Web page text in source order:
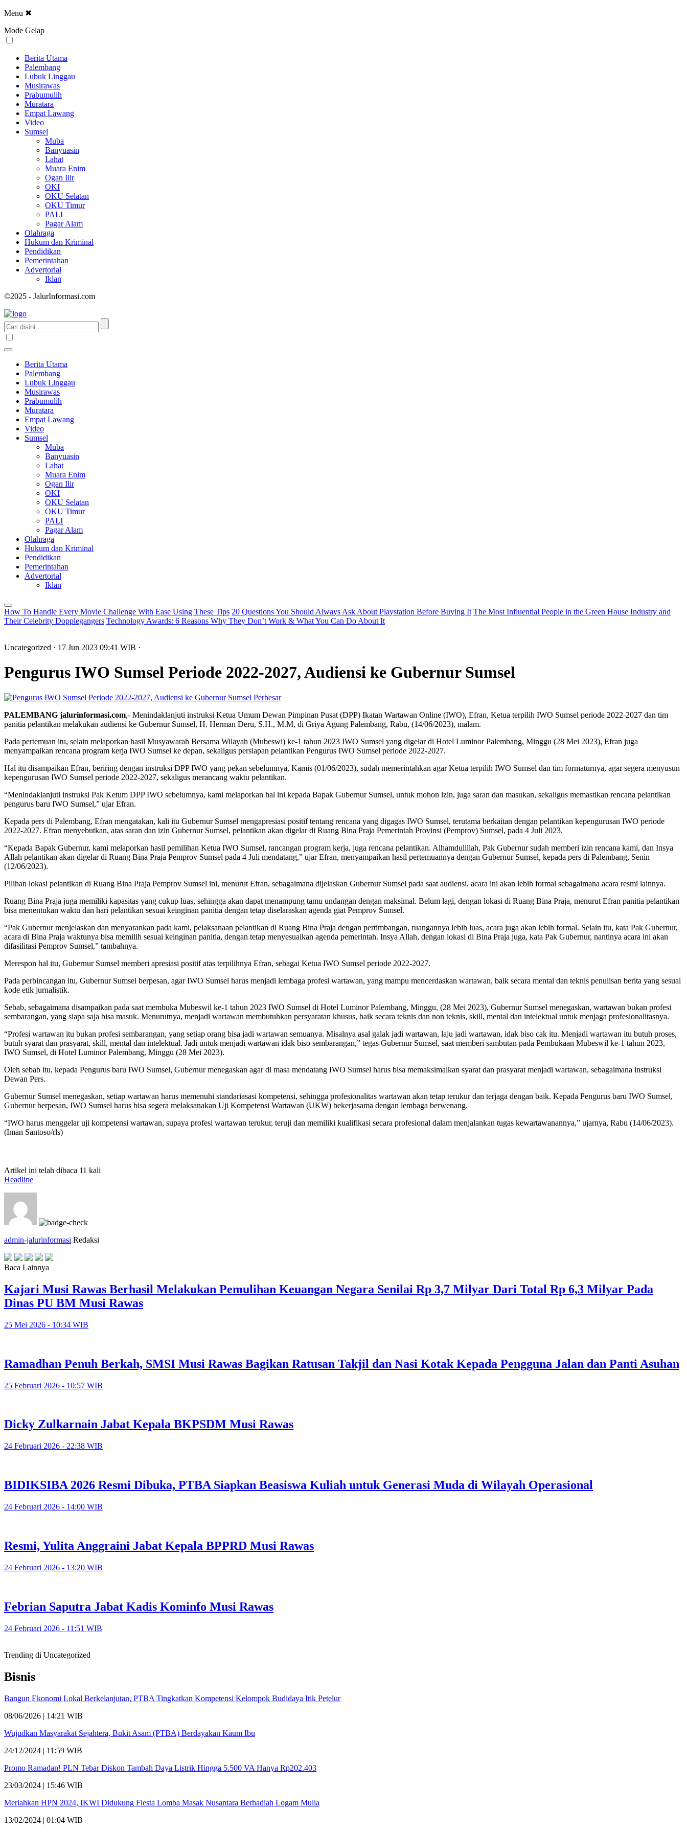
Menu ✖
Mode Gelap
Berita Utama
Palembang
Lubuk Linggau
Musirawas
Prabumulih
Muratara
Empat Lawang
Video
Sumsel
Muba
Banyuasin
Lahat
Muara Enim
Ogan Ilir
OKI
OKU Selatan
OKU Timur
PALI
Pagar Alam
Olahraga
Hukum dan Kriminal
Pendidikan
Pemerintahan
Advertorial
Iklan
©2025 - JalurInformasi.com
Berita Utama
Palembang
Lubuk Linggau
Musirawas
Prabumulih
Muratara
Empat Lawang
Video
Sumsel
Muba
Banyuasin
Lahat
Muara Enim
Ogan Ilir
OKI
OKU Selatan
OKU Timur
PALI
Pagar Alam
Olahraga
Hukum dan Kriminal
Pendidikan
Pemerintahan
Advertorial
Iklan
How To Handle Every Movie Challenge With Ease Using These Tips 20 Questions You Should Always Ask About Playstation Before Buying It The Most Influential People in the Green House Industry and
Their Celebrity Dopplegangers Technology Awards: 6 Reasons Why They Don’t Work & What You Can Do About It
Uncategorized · 17 Jun 2023 09:41 WIB ·
Pengurus IWO Sumsel Periode 2022-2027, Audiensi ke Gubernur Sumsel
Perbesar
PALEMBANG jalurinformasi.com,- Menindaklanjuti instruksi Ketua Umum Dewan Pimpinan Pusat (DPP) Ikatan Wartawan Online (IWO), Efran, Ketua terpilih IWO Sumsel periode 2022-2027 dan tim
panitia pelantikan melakukan audiensi ke Gubernur Sumsel, H. Herman Deru, S.H., M.M, di Griya Agung Palembang, Rabu, (14/06/2023), malam.
Pada pertemuan itu, selain melaporkan hasil Musyawarah Bersama Wilayah (Mubeswi) ke-1 tahun 2023 IWO Sumsel yang digelar di Hotel Luminor Palembang, Minggu (28 Mei 2023), Efran juga
menyampaikan rencana program kerja IWO Sumsel ke depan, sekaligus persiapan pelantikan Pengurus IWO Sumsel periode 2022-2027.
Hal itu disampaikan Efran, beriring dengan instruksi DPP IWO yang pekan sebelumnya, Kamis (01/06/2023), sudah memerintahkan agar Ketua terpilih IWO Sumsel dan tim formaturnya, agar segera menyusun
kepengurusan IWO Sumsel periode 2022-2027, sekaligus merancang waktu pelantikan.
“Menindaklanjuti instruksi Pak Ketum DPP IWO sebelumnya, kami melaporkan hal ini kepada Bapak Gubernur Sumsel, untuk mohon izin, juga saran dan masukan, sekaligus memastikan rencana pelantikan
pengurus baru IWO Sumsel,” ujar Efran.
Kepada pers di Palembang, Efran mengatakan, kali itu Gubernur Sumsel mengapresiasi positif tentang rencana yang digagas IWO Sumsel, terutama berkaitan dengan pelantikan kepengurusan IWO periode
2022-2027. Efran menyebutkan, atas saran dan izin Gubernur Sumsel, pelantikan akan digelar di Ruang Bina Praja Pemerintah Provinsi (Pemprov) Sumsel, pada 4 Juli 2023.
“Kepada Bapak Gubernur, kami melaporkan hasil pemilihan Ketua IWO Sumsel, rancangan program kerja, juga rencana pelantikan. Alhamdulillah, Pak Gubernur sudah memberi izin rencana kami, dan Insya
Allah pelantikan akan digelar di Ruang Bina Praja Pemprov Sumsel pada 4 Juli mendatang,” ujar Efran, menyampaikan hasil pertemuannya dengan Gubernur Sumsel, kepada pers di Palembang, Senin
(12/06/2023).
Pilihan lokasi pelantikan di Ruang Bina Praja Pemprov Sumsel ini, menurut Efran, sebagaimana dijelaskan Gubernur Sumsel pada saat audiensi, acara ini akan lebih formal sebagaimana acara resmi lainnya.
Ruang Bina Praja juga memiliki kapasitas yang cukup luas, sehingga akan dapat menampung tamu undangan dengan maksimal. Belum lagi, dengan lokasi di Ruang Bina Praja, menurut Efran panitia pelantikan
bisa menentukan waktu dan hari pelantikan sesuai keinginan panitia dengan tetap diselaraskan agenda giat Pemprov Sumsel.
“Pak Gubernur menjelaskan dan menyarankan pada kami, pelaksanaan pelantikan di Ruang Bina Praja dengan pertimbangan, ruangannya lebih luas, acara juga akan lebih formal. Selain itu, kata Pak Gubernur,
acara di Bina Praja waktunya bisa memilih sesuai keinginan panitia, dengan tetap menyesuaikan agenda pemerintah. Insya Allah, dengan lokasi di Bina Praja juga, kata Pak Gubernur, nantinya acara ini akan
difasilitasi Pemprov Sumsel,” tambahnya.
Merespon hal itu, Gubernur Sumsel memberi apresiasi positif atas terpilihnya Efran, sebagai Ketua IWO Sumsel periode 2022-2027.
Pada perbincangan itu, Gubernur Sumsel berpesan, agar IWO Sumsel harus menjadi lembaga profesi wartawan, yang mampu mencerdaskan wartawan, baik secara mental dan teknis penulisan berita yang sesuai
kode etik jurnalistik.
Sebab, sebagaimana disampaikan pada saat membuka Mubeswil ke-1 tahun 2023 IWO Sumsel di Hotel Luminor Palembang, Minggu, (28 Mei 2023), Gubernur Sumsel menegaskan, wartawan bukan profesi
sembarangan, yang siapa saja bisa masuk. Menurutnya, menjadi wartawan membutuhkan persyaratan khusus, baik secara teknis dan non teknis, skill, mental dan intelektual untuk menjaga profesionalitasnya.
“Profesi wartawan itu bukan profesi sembarangan, yang setiap orang bisa jadi wartawan semuanya. Misalnya asal galak jadi wartawan, laju jadi wartawan, idak biso cak itu. Menjadi wartawan itu butuh proses,
butuh syarat dan prasyarat, skill, mental dan intelektual. Jadi untuk menjadi wartawan idak biso sembarangan,” tegas Gubernur Sumsel, saat memberi sambutan pada Pembukaan Mubeswil ke-1 tahun 2023,
IWO Sumsel, di Hotel Luminor Palembang, Minggu (28 Mei 2023).
Oleh sebab itu, kepada Pengurus baru IWO Sumsel, Gubernur menegaskan agar di masa mendatang IWO Sumsel harus bisa memaksimalkan syarat dan prasyarat menjadi wartawan, sebagaimana instruksi
Dewan Pers.
Gubernur Sumsel menegaskan, setiap wartawan harus memenuhi standariasasi kompetensi, sehingga profesionalitas wartawan akan tetap terukur dan terjaga dengan baik. Kepada Pengurus baru IWO Sumsel,
Gubernur berpesan, IWO Sumsel harus bisa segera melaksanakan Uji Kompetensi Wartawan (UKW) bekerjasama dengan lembaga berwenang.
“IWO harus menggelar uji kompetensi wartawan, supaya profesi wartawan terukur, teruji dan memiliki kualifikasi secara profesional dalam menjalankan tugas kewartawanannya,” ujarnya, Rabu (14/06/2023).
(Iman Santoso/rls)
Artikel ini telah dibaca 11 kali
Headline
admin-jalurinformasi Redaksi
Baca Lainnya
Kajari Musi Rawas Berhasil Melakukan Pemulihan Keuangan Negara Senilai Rp 3,7 Milyar Dari Total Rp 6,3 Milyar Pada
Dinas PU BM Musi Rawas
25 Mei 2026 - 10:34 WIB
Ramadhan Penuh Berkah, SMSI Musi Rawas Bagikan Ratusan Takjil dan Nasi Kotak Kepada Pengguna Jalan dan Panti Asuhan
25 Februari 2026 - 10:57 WIB
Dicky Zulkarnain Jabat Kepala BKPSDM Musi Rawas
24 Februari 2026 - 22:38 WIB
BIDIKSIBA 2026 Resmi Dibuka, PTBA Siapkan Beasiswa Kuliah untuk Generasi Muda di Wilayah Operasional
24 Februari 2026 - 14:00 WIB
Resmi, Yulita Anggraini Jabat Kepala BPPRD Musi Rawas
24 Februari 2026 - 13:20 WIB
Febrian Saputra Jabat Kadis Kominfo Musi Rawas
24 Februari 2026 - 11:51 WIB
Trending di Uncategorized
Bisnis
Bangun Ekonomi Lokal Berkelanjutan, PTBA Tingkatkan Kompetensi Kelompok Budidaya Itik Petelur
08/06/2026 | 14:21 WIB
Wujudkan Masyarakat Sejahtera, Bukit Asam (PTBA) Berdayakan Kaum Ibu
24/12/2024 | 11:59 WIB
Promo Ramadan! PLN Tebar Diskon Tambah Daya Listrik Hingga 5.500 VA Hanya Rp202.403
23/03/2024 | 15:46 WIB
Meriahkan HPN 2024, IKWI Didukung Fiesta Lomba Masak Nusantara Berhadiah Logam Mulia
13/02/2024 | 01:04 WIB